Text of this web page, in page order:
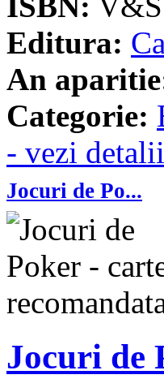
Editura:
An
Categorie:
- vezi
Jocuri de Po...
Jocuri de